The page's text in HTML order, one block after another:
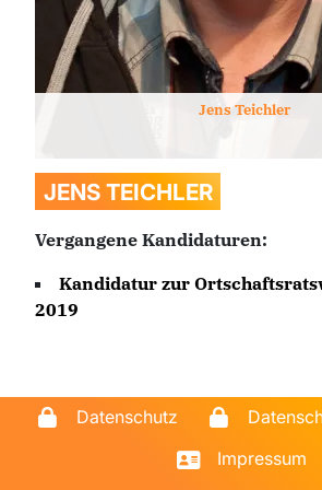
Jens Teichler
JENS TEICHLER
Vergangene Kandidaturen:
Kandidatur zur
2019
Datenschutz
Impressum